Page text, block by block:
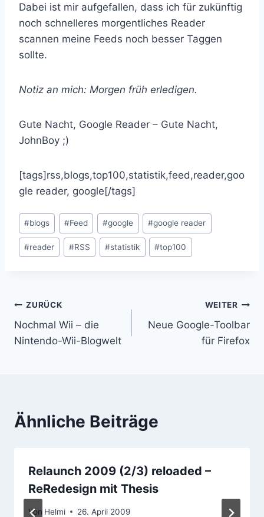
Dabei ist mir aufgefallen, dass ich für zukünftig
noch schnelleres morgentliches Reader
scannen meine Feeds noch besser Taggen
sollte.
Notiz an mich: Morgen früh erledigen.
Gute Nacht, Google Reader – Gute Nacht,
JohnBoy ;)
[tags]rss,blogs,top100,statistik,feed,reader,goo
gle reader, google[/tags]
Schlagworte:
#blogs #Feed #google #google reader
#reader #RSS #statistik #top100
Beitragsnavigation
ZURÜCK
Nochmal Wii – die
Nintendo-Wii-Blogwelt
WEITER
Neue Google-Toolbar
für Firefox
Ähnliche Beiträge
Relaunch 2009 (2/3) reloaded –
ReRedesign mit Thesis
Von Helmi 26. April 2009